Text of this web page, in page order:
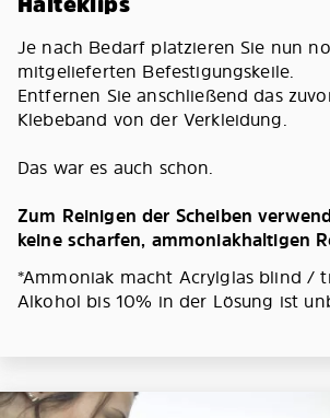
Je nach Bedarf platzieren Sie nun
mitgelieferten Befestigungskeile.
Entfernen Sie anschließend das
Klebeband von der Verkleidung.
Das war es auch schon.
Zum Reinigen der Scheiben
keine scharfen, ammoniakhaltigen
*Ammoniak macht Acrylglas blind /
Alkohol bis 10% in der Lösung ist